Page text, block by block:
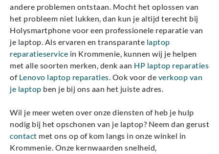
andere problemen ontstaan. Mocht het oplossen van
het probleem niet lukken, dan kun je altijd terecht bij
Holysmartphone voor een professionele reparatie van
je laptop. Als ervaren en transparante laptop
reparatieservice in Krommenie, kunnen wij je helpen
met alle soorten merken, denk aan HP laptop reparaties
of Lenovo laptop reparaties. Ook voor de verkoop van
je laptop ben je bij ons aan het juiste adres.
Wil je meer weten over onze diensten of heb je hulp
nodig bij het opschonen van je laptop? Neem dan gerust
contact met ons op of kom langs in onze winkel in
Krommenie. Onze kernwaarden snelheid,